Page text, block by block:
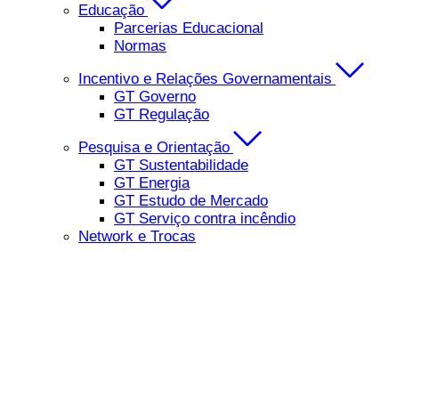
Educação
Parcerias Educacional
Normas
Incentivo e Relações Governamentais
GT Governo
GT Regulação
Pesquisa e Orientação
GT Sustentabilidade
GT Energia
GT Estudo de Mercado
GT Serviço contra incêndio
Network e Trocas